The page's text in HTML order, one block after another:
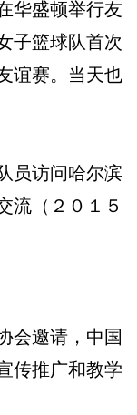
华盛顿举行友
子篮球队首次
谊赛。当天也
访问哈尔滨
流（２０１５
邀请，中国
传推广和教学